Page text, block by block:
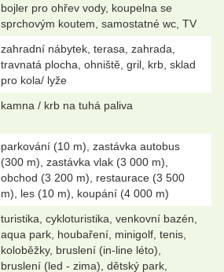
bojler pro ohřev vody, koupelna se
sprchovým koutem, samostatné wc, TV
zahradní nábytek, terasa, zahrada,
travnatá plocha, ohniště, gril, krb, sklad
pro kola/ lyže
kamna / krb na tuhá paliva
parkování (10 m), zastávka autobus
(300 m), zastávka vlak (3 000 m),
obchod (3 200 m), restaurace (3 500
m), les (10 m), koupání (4 000 m)
turistika, cykloturistika, venkovní bazén,
aqua park, houbaření, minigolf, tenis,
koloběžky, bruslení (in-line léto),
bruslení (led - zima), dětský park,